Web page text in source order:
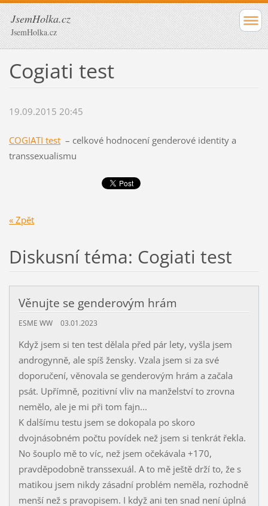
JsemHolka.cz
JsemHolka.cz
Cogiati test
19.09.2015 20:45
COGIATI test– celkové hodnocení genderové identity a
transsexualismu
« Zpět
Diskusní téma: Cogiati test
Věnujte se genderovým hrám
ESME WW 03.01.2023
Když jsem si ten test dělala před pár lety, vyšla jsem
androgynně, ale spíš žensky. Vzala jsem si za své
doporučení, věnovala se genderovým hrám a začala
psát. Upřímně, pozitivní vliv na manželství to zrovna
nemělo, ale je mi při tom fajn...
K dalšímu testu jsem se dokopala po skoro
dvojnásobném počtu povídek než jsem si tenkrát řekla.
No šouplo mě to víc, než jsem očekávala +170,
pravděpodobně transsexuál. A to mě ještě drží to, že s
matikou jsem nikdy zásadní problém neměla, rozhodně
menší než s pravopisem. I když ani ten snad není úplná